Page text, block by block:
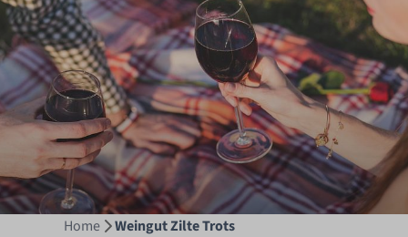
Home Weingut Zilte Trots